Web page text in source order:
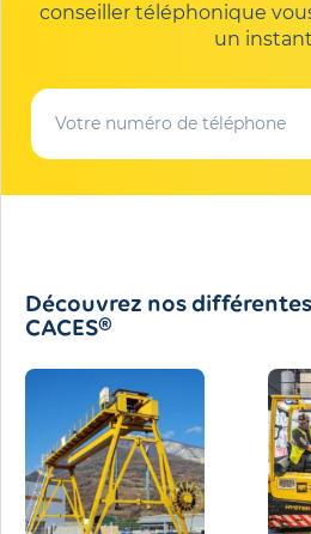
conseiller téléphonique
un
Découvrez nos
CACES®